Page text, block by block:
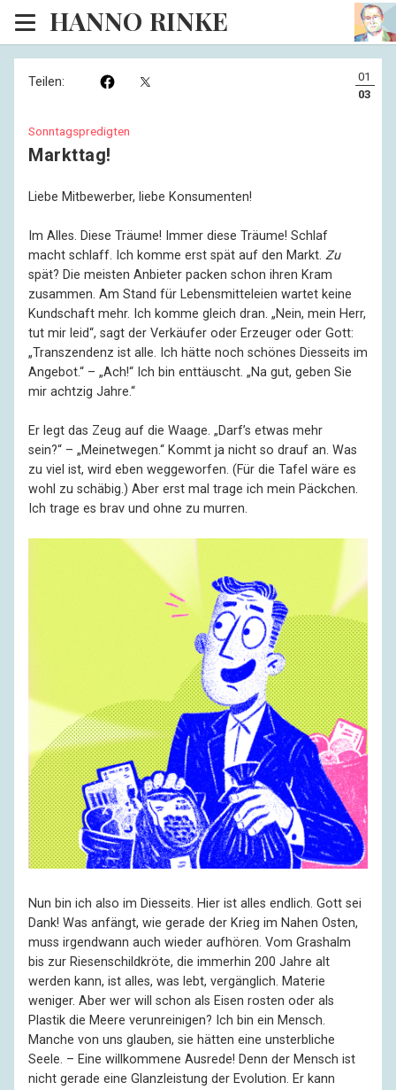
HANNO RINKE
Heim
EISINSEL
Sonntagspredigten
Lesesaal
Hörsaal
Kinosaal
Teilen:
01
03
Sonntagspredigten
Markttag!
Liebe Mitbewerber, liebe Konsumenten!
Im Alles. Diese Träume! Immer diese Träume! Schlaf
macht schlaff. Ich komme erst spät auf den Markt. Zu
spät? Die meisten Anbieter packen schon ihren Kram
zusammen. Am Stand für Lebens­mitteleien wartet keine
Kundschaft mehr. Ich komme gleich dran. „Nein, mein Herr,
tut mir leid“, sagt der Verkäufer oder Erzeuger oder Gott:
„Trans­zendenz ist alle. Ich hätte noch schönes Dies­seits im
Angebot.“ – „Ach!“ Ich bin enttäuscht. „Na gut, geben Sie
mir achtzig Jahre.“
Er legt das Zeug auf die Waage. „Darf’s etwas mehr
sein?“ – „Meinet­wegen.“ Kommt ja nicht so drauf an. Was
zu viel ist, wird eben weggeworfen. (Für die Tafel wäre es
wohl zu schäbig.) Aber erst mal trage ich mein Päckchen.
Ich trage es brav und ohne zu murren.
Nun bin ich also im Diesseits. Hier ist alles endlich. Gott sei
Dank! Was anfängt, wie gerade der Krieg im Nahen Osten,
muss irgendwann auch wieder aufhören. Vom Gras­halm
bis zur Riesen­schild­kröte, die immerhin 200 Jahre alt
werden kann, ist alles, was lebt, vergänglich. Materie
weniger. Aber wer will schon als Eisen rosten oder als
Plastik die Meere verun­reinigen? Ich bin ein Mensch.
Manche von uns glauben, sie hätten eine unsterb­liche
Seele. – Eine will­kommene Ausrede! Denn der Mensch ist
nicht gerade eine Glanz­leis­tung der Evolution. Er kann